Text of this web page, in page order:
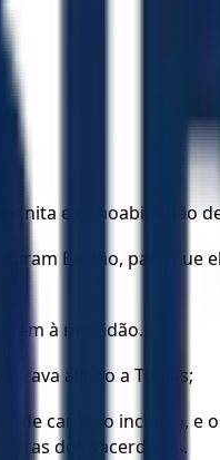
e o moabita não
Balaão, para
à multidão.
aliado a Tobias;
carne, o incenso, e
dos sacerdotes.